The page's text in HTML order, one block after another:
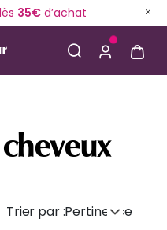
35€d’achat
Trier par :Pertinence